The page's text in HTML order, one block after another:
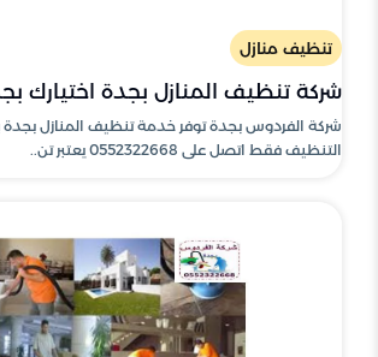
تنظيف منازل
شركة تنظيف المنازل بجدة اختيارك
شركة الفردوس بجدة توفر خدمة تنظيف المنازل
التنظيف فقط اتصل على 0552322668 يعتبر تن..